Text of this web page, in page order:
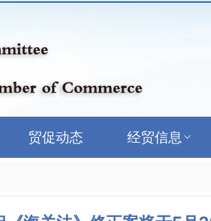
贸促动态 经贸信息